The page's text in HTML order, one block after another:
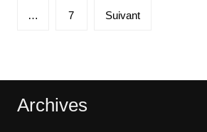
publications
… 7 Suivant
Archives